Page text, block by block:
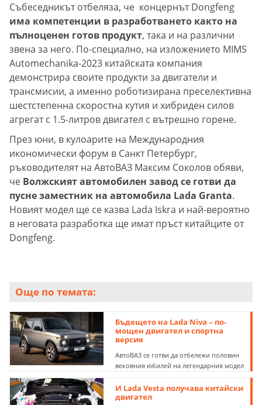
Събеседникът отбеляза, че концернът Dongfeng
има компетенции в разработването както на
пълноценен готов продукт, така и на различни
звена за него. По-специално, на изложението MIMS
Automechanika-2023 китайската компания
демонстрира своите продукти за двигатели и
трансмисии, а именно роботизирана преселективна
шестстепенна скоростна кутия и хибриден силов
агрегат с 1.5-литров двигател с вътрешно горене.
През юни, в кулоарите на Международния
икономически форум в Санкт Петербург,
ръководителят на АвтоВАЗ Максим Соколов обяви,
че Волжският автомобилен завод се готви да
пусне заместник на автомобила Lada Granta.
Новият модел ще се казва Lada Iskra и най-вероятно
в неговата разработка ще имат пръст китайците от
Dongfeng.
Още по темата:
Бъдещето на Lada Niva – по-
мощен двигател и спортна
версия
АвтоВАЗ се готви да отбележи половин
вековния юбилей на легендарния модел
И Lada Vesta получава китайски
двигател